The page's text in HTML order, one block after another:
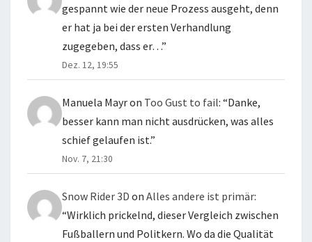
gespannt wie der neue Prozess ausgeht, denn
er hat ja bei der ersten Verhandlung
zugegeben, dass er…”
Dez. 12, 19:55
Manuela Mayron Too Gust to fail: “Danke,
besser kann man nicht ausdrücken, was alles
schief gelaufen ist.”
Nov. 7, 21:30
Snow Rider 3D on Alles andere ist primär:
“Wirklich prickelnd, dieser Vergleich zwischen
Fußballern und Politkern. Wo da die Qualität